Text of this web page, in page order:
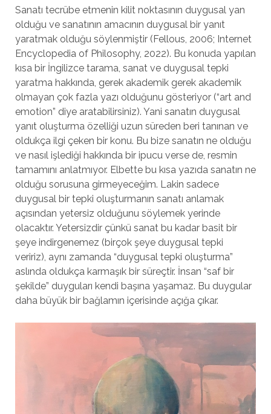
Sanatı tecrübe etmenin kilit noktasının duygusal yan
olduğu ve sanatının amacının duygusal bir yanıt
yaratmak olduğu söylenmiştir (Fellous, 2006; Internet
Encyclopedia of Philosophy, 2022). Bu konuda yapılan
kısa bir İngilizce tarama, sanat ve duygusal tepki
yaratma hakkında, gerek akademik gerek akademik
olmayan çok fazla yazı olduğunu gösteriyor (“art and
emotion” diye aratabilirsiniz). Yani sanatın duygusal
yanıt oluşturma özelliği uzun süreden beri tanınan ve
oldukça ilgi çeken bir konu. Bu bize sanatın ne olduğu
ve nasıl işlediği hakkında bir ipucu verse de, resmin
tamamını anlatmıyor. Elbette bu kısa yazıda sanatın ne
olduğu sorusuna girmeyeceğim. Lakin sadece
duygusal bir tepki oluşturmanın sanatı anlamak
açısından yetersiz olduğunu söylemek yerinde
olacaktır. Yetersizdir çünkü sanat bu kadar basit bir
şeye indirgenemez (birçok şeye duygusal tepki
veririz), aynı zamanda “duygusal tepki oluşturma”
aslında oldukça karmaşık bir süreçtir. İnsan “saf bir
şekilde” duyguları kendi başına yaşamaz. Bu duygular
daha büyük bir bağlamın içerisinde açığa çıkar.